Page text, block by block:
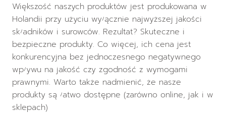
Większość naszych produktów jest produkowana w
Holandii przy użyciu wyłącznie najwyższej jakości
składników i surowców. Rezultat? Skuteczne i
bezpieczne produkty. Co więcej, ich cena jest
konkurencyjna bez jednoczesnego negatywnego
wpływu na jakość czy zgodność z wymogami
prawnymi. Warto także nadmienić, że nasze
produkty są łatwo dostępne (zarówno online, jak i w
sklepach)